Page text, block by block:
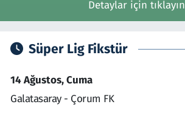
Detaylar için tıklayın
Süper Lig Fikstür
14 Ağustos, Cuma
Galatasaray - Çorum FK